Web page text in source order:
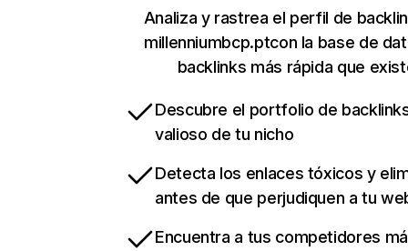
Analiza y rastrea el perfil de
millenniumbcp.ptcon la base de
backlinks más rápida que
Descubre el portfolio de
valioso de tu nicho
Detecta los enlaces tóxicos y
antes de que perjudiquen a tu
Encuentra a tus competidores